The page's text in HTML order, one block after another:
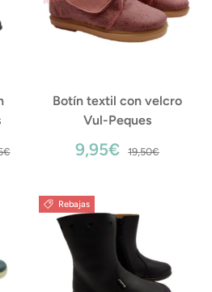
Botín textil con velcro
Vul-Peques
9,95€ 19,50€
Rebajas